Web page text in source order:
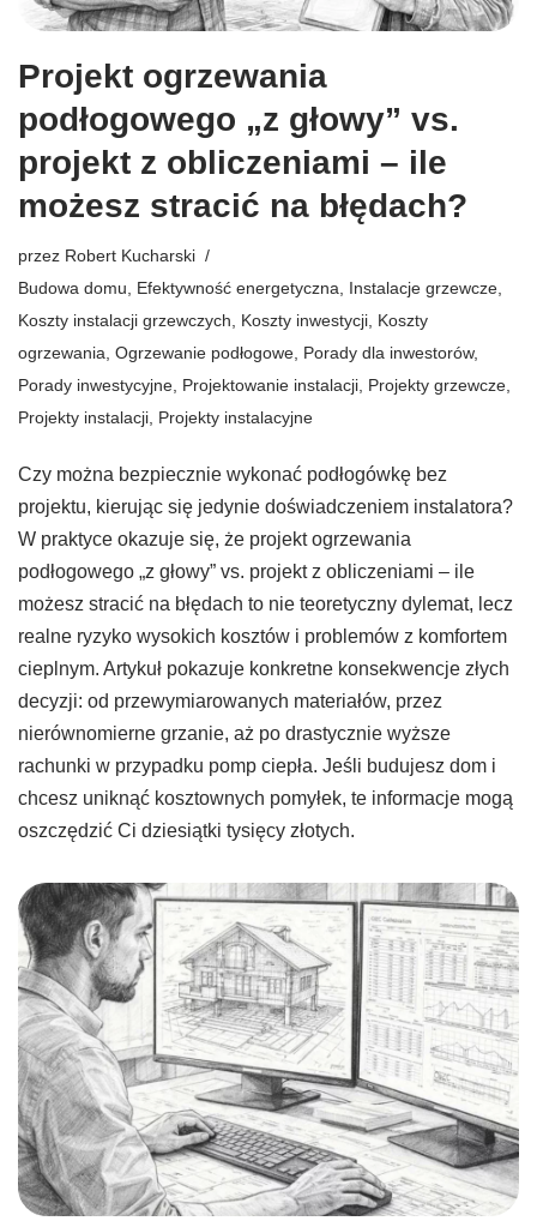
Projekt ogrzewania
podłogowego „z głowy” vs.
projekt z obliczeniami – ile
możesz stracić na błędach?
przez Robert Kucharski
Budowa domu
Efektywność energetyczna Instalacje grzewcze
Koszty instalacji grzewczych
Koszty inwestycji Koszty
ogrzewania Ogrzewanie podłogowe Porady dla inwestorów,
Porady inwestycyjne Projektowanie instalacji Projekty grzewcze
Projekty instalacji Projekty instalacyjne
Czy można bezpiecznie wykonać podłogówkę bez
projektu, kierując się jedynie doświadczeniem instalatora?
W praktyce okazuje się, że projekt ogrzewania
podłogowego „z głowy” vs. projekt z obliczeniami – ile
możesz stracić na błędach to nie teoretyczny dylemat, lecz
realne ryzyko wysokich kosztów i problemów z komfortem
cieplnym. Artykuł pokazuje konkretne konsekwencje złych
decyzji: od przewymiarowanych materiałów, przez
nierównomierne grzanie, aż po drastycznie wyższe
rachunki w przypadku pomp ciepła. Jeśli budujesz dom i
chcesz uniknąć kosztownych pomyłek, te informacje mogą
oszczędzić Ci dziesiątki tysięcy złotych.